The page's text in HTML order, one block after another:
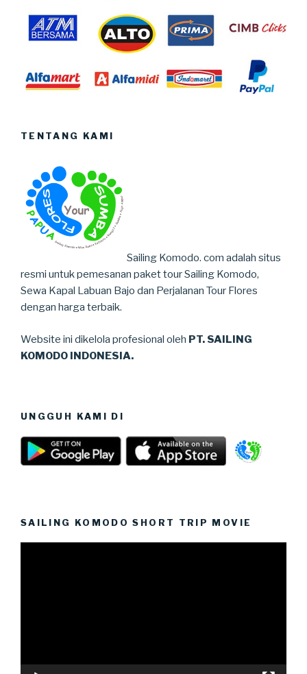
TENTANG KAMI
Sailing Komodo. com adalah situs
resmi untuk pemesanan paket tour Sailing Komodo,
Sewa Kapal Labuan Bajo dan Perjalanan Tour Flores
dengan harga terbaik.
Website ini dikelola profesional oleh PT. SAILING
KOMODO INDONESIA.
UNGGUH KAMI DI
SAILING KOMODO SHORT TRIP MOVIE